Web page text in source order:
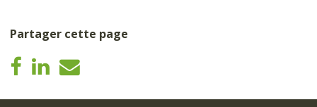
Partager cette page